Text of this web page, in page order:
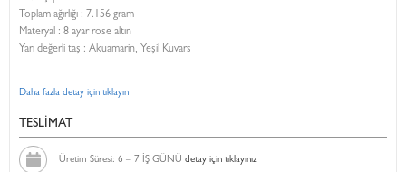
Toplam ağırlığı : 7.156 gram
Materyal : 8 ayar rose altın
Yarı değerli taş : Akuamarin, Yeşil Kuvars
Daha fazla detay için tıklayın
TESLİMAT
Üretim Süresi: 6 – 7 İŞ GÜNÜ detay için tıklayınız